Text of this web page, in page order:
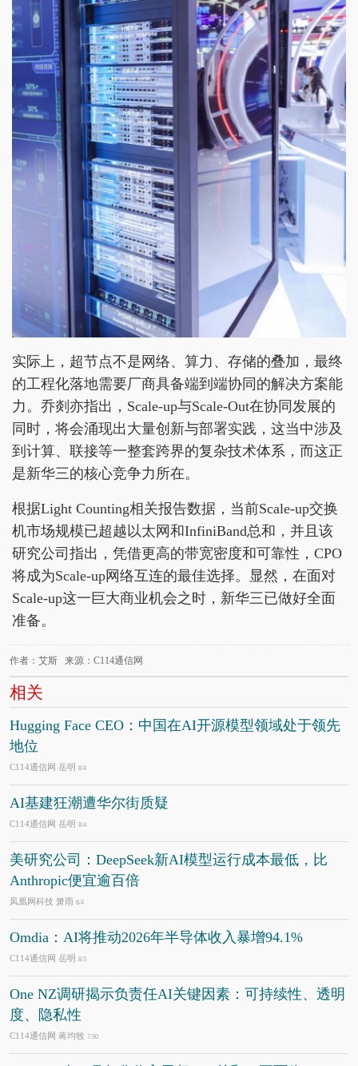
实际上，超节点不是网络、算力、存储的叠加，最终
的工程化落地需要厂商具备端到端协同的解决方案能
力。乔剡亦指出，Scale-up与Scale-Out在协同发展的
同时，将会涌现出大量创新与部署实践，这当中涉及
到计算、联接等一整套跨界的复杂技术体系，而这正
是新华三的核心竞争力所在。
根据Light Counting相关报告数据，当前Scale-up交换
机市场规模已超越以太网和InfiniBand总和，并且该
研究公司指出，凭借更高的带宽密度和可靠性，CPO
将成为Scale-up网络互连的最佳选择。显然，在面对
Scale-up这一巨大商业机会之时，新华三已做好全面
准备。
作者：艾斯 来源：C114通信网
相关
Hugging Face CEO：中国在AI开源模型领域处于领先
地位
C114通信网 岳明 8/4
AI基建狂潮遭华尔街质疑
C114通信网 岳明 8/4
美研究公司：DeepSeek新AI模型运行成本最低，比
Anthropic便宜逾百倍
凤凰网科技 箫雨 8/4
Omdia：AI将推动2026年半导体收入暴增94.1%
C114通信网 岳明 8/3
One NZ调研揭示负责任AI关键因素：可持续性、透明
度、隐私性
C114通信网 蒋均牧 7/30